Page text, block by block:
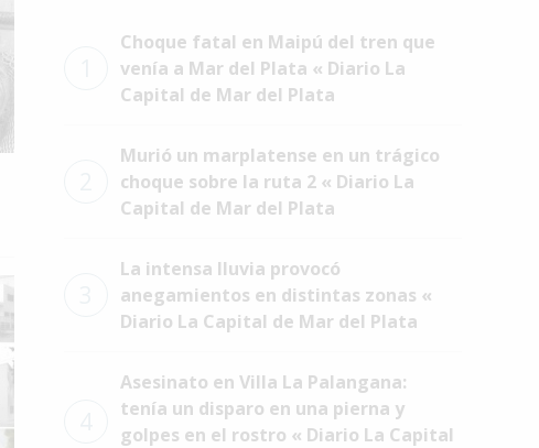
Choque fatal en Maipú del tren que
venía a Mar del Plata « Diario La
Capital de Mar del Plata
Murió un marplatense en un trágico
choque sobre la ruta 2 « Diario La
Capital de Mar del Plata
La intensa lluvia provocó
anegamientos en distintas zonas «
Diario La Capital de Mar del Plata
Asesinato en Villa La Palangana:
tenía un disparo en una pierna y
golpes en el rostro « Diario La Capital